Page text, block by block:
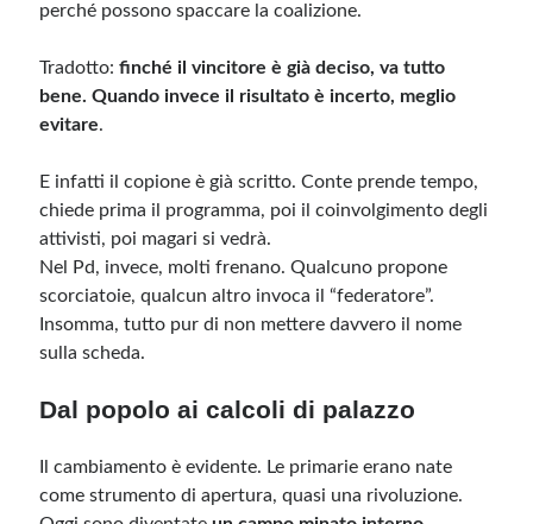
perché possono spaccare la coalizione.
Tradotto:finché il vincitore è già deciso, va tutto
bene. Quando invece il risultato è incerto, meglio
evitare.
E infatti il copione è già scritto. Conte prende tempo,
chiede prima il programma, poi il coinvolgimento degli
attivisti, poi magari si vedrà.
Nel Pd, invece, molti frenano. Qualcuno propone
scorciatoie, qualcun altro invoca il “federatore”.
Insomma, tutto pur di non mettere davvero il nome
sulla scheda.
Dal popolo ai calcoli di palazzo
Il cambiamento è evidente. Le primarie erano nate
come strumento di apertura, quasi una rivoluzione.